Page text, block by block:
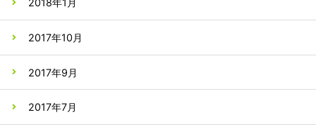
2018年1月
2017年10月
2017年9月
2017年7月